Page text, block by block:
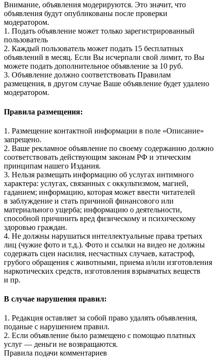
Внимание, объявления модерируются. Это значит, что
объявления будут опубликованы после проверки
модератором.
1. Подать объявление может только зарегистрированный
пользователь
2. Каждый пользователь может подать 15 бесплатных
объявлений в месяц. Если Вы исчерпали свой лимит, то Вы
можете подать дополнительное объявление за 10 руб.
3. Объявление должно соответствовать Правилам
размещения, в другом случае Ваше объявление будет удалено
модератором.
Правила размещения:
1. Размещение контактной информации в поле «Описание»
запрещено.
2. Ваше рекламное объявление по своему содержанию должно
соответствовать действующим законам РФ и этическим
принципам нашего Издания.
3. Нельзя размещать информацию об услугах интимного
характера: услугах, связанных с оккультизмом, магией,
гаданием; информацию, которая может ввести читателей
в заблуждение и стать причиной финансового или
материального ущерба; информацию о деятельности,
способной причинить вред физическому и психическому
здоровью граждан.
4. Не должны нарушаться интеллектуальные права третьих
лиц (чужие фото и т.д.). Фото и ссылки на видео не должны
содержать сцен насилия, несчастных случаев, катастроф,
грубого обращения с животными, приема и/или изготовления
наркотических средств, изготовления взрывчатых веществ
и пр.
В случае нарушения правил:
1. Редакция оставляет за собой право удалять объявления,
поданые с нарушением правил.
2. Если объявление было размещено с помощью платных
услуг — деньги не возвращаются.
Правила подачи комментариев